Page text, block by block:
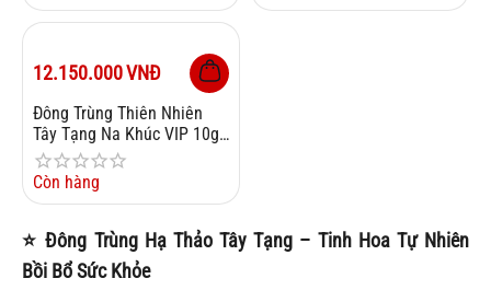
12.150.000VNĐ
Đông Trùng Thiên Nhiên
Tây Tạng Na Khúc VIP 10g
Size 24
Còn hàng
⭐Đông Trùng Hạ Thảo Tây Tạng – Tinh Hoa Tự Nhiên
Bồi Bổ Sức Khỏe